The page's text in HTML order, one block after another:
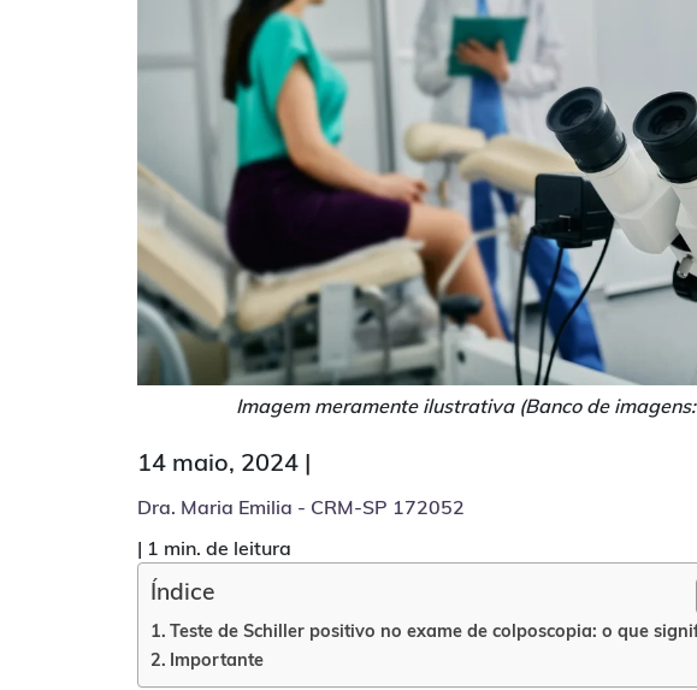
Imagem meramente ilustrativa (Banco de
14 maio, 2024 |
Dra. Maria Emilia - CRM-SP 172052
| 1 min. de leitura
Índice
Teste de Schiller positivo no exame de colposcopia: o que
Importante